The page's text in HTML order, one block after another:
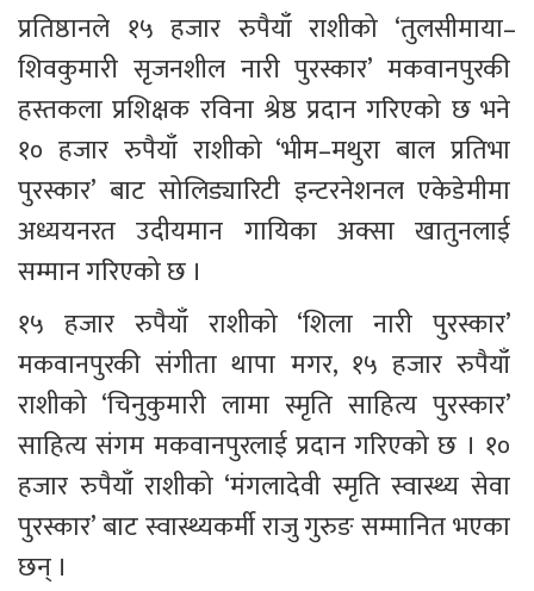
प्रतिष्ठानले १५ हजार रुपैयाँ राशीको ‘तुलसीमाया–
शिवकुमारी सृजनशील नारी पुरस्कार’ मकवानपुरकी
हस्तकला प्रशिक्षक रविना श्रेष्ठ प्रदान गरिएको छ भने
१० हजार रुपैयाँ राशीको ‘भीम–मथुरा बाल प्रतिभा
पुरस्कार’ बाट सोलिड्यारिटी इन्टरनेशनल एकेडेमीमा
अध्ययनरत उदीयमान गायिका अक्सा खातुनलाई
सम्मान गरिएको छ ।
१५ हजार रुपैयाँ राशीको ‘शिला नारी पुरस्कार’
मकवानपुरकी संगीता थापा मगर, १५ हजार रुपैयाँ
राशीको ‘चिनुकुमारी लामा स्मृति साहित्य पुरस्कार’
साहित्य संगम मकवानपुरलाई प्रदान गरिएको छ । १०
हजार रुपैयाँ राशीको ‘मंगलादेवी स्मृति स्वास्थ्य सेवा
पुरस्कार’ बाट स्वास्थ्यकर्मी राजु गुरुङ सम्मानित भएका
छन् ।